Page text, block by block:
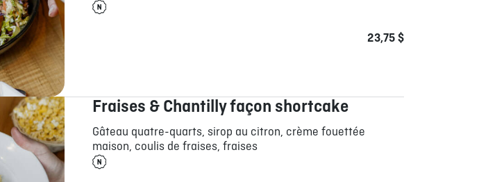
23,75 $
Fraises & Chantilly façon shortcake
Gâteau quatre-quarts, sirop au citron, crème fouettée
maison, coulis de fraises, fraises